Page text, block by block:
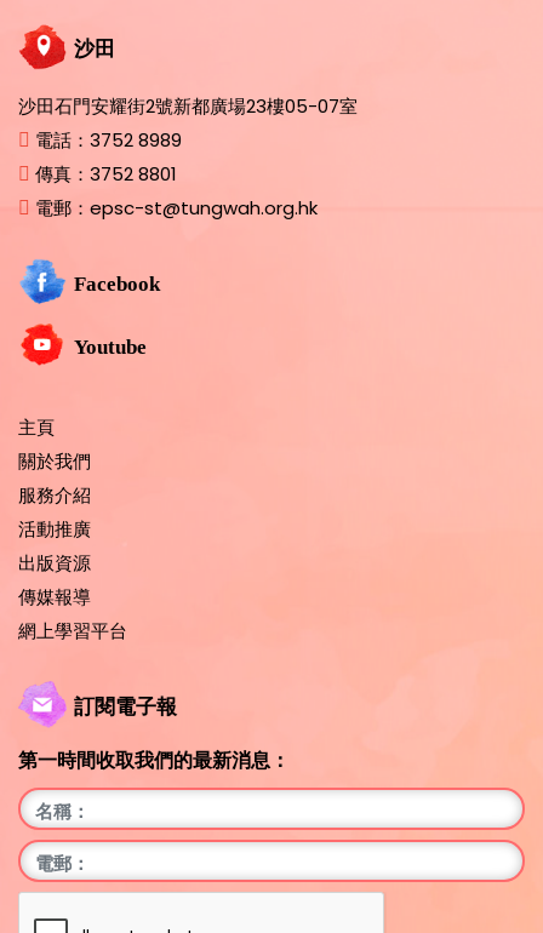
沙田
沙田石門安耀街2號新都廣場23樓05-07室
電話： 3752 8989
傳真： 3752 8801
電郵： epsc-st@tungwah.org.hk
Facebook
Youtube
主頁
關於我們
服務介紹
活動推廣
出版資源
傳媒報導
網上學習平台
訂閱電子報
第一時間收取我們的最新消息：